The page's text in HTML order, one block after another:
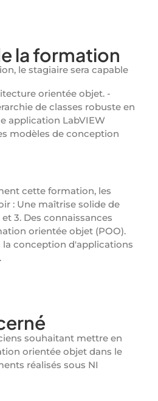
la formation
le stagiaire sera capable
orientée objet. -
de classes robuste en
application LabVIEW
modèles de conception
cette formation, les
: Une maîtrise solide de
et 3. Des connaissances
orientée objet (POO).
la conception d'applications
souhaitant mettre en
orientée objet dans le
réalisés sous NI